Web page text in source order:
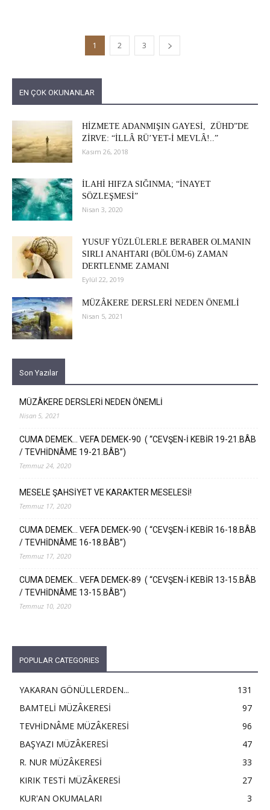
1 2 3
EN ÇOK OKUNANLAR
HİZMETE ADANMIŞIN GAYESİ, ZÜHD”DE
ZİRVE: “İLLÂ RÜ’YET-İ MEVLÂ!..”
Kasım 26, 2018
İLAHİ HIFZA SIĞINMA; “İNAYET
SÖZLEŞMESİ”
Nisan 3, 2020
YUSUF YÜZLÜLERLE BERABER OLMANIN
SIRLI ANAHTARI (BÖLÜM-6) ZAMAN
DERTLENME ZAMANI
Eylül 22, 2019
MÜZÂKERE DERSLERİ NEDEN ÖNEMLİ
Nisan 5, 2021
Son Yazılar
MÜZÂKERE DERSLERİ NEDEN ÖNEMLİ
Nisan 5, 2021
CUMA DEMEK… VEFA DEMEK-90 ( “CEVŞEN-İ KEBİR 19-21.BÂB
/ TEVHİDNÂME 19-21.BÂB”)
Temmuz 24, 2020
MESELE ŞAHSİYET VE KARAKTER MESELESİ!
Temmuz 17, 2020
CUMA DEMEK… VEFA DEMEK-90 ( “CEVŞEN-İ KEBİR 16-18.BÂB
/ TEVHİDNÂME 16-18.BÂB”)
Temmuz 17, 2020
CUMA DEMEK… VEFA DEMEK-89 ( “CEVŞEN-İ KEBİR 13-15.BÂB
/ TEVHİDNÂME 13-15.BÂB”)
Temmuz 10, 2020
POPULAR CATEGORIES
YAKARAN GÖNÜLLERDEN...
131
BAMTELİ MÜZÂKERESİ
97
TEVHİDNÂME MÜZÂKERESİ
96
BAŞYAZI MÜZÂKERESİ
47
R. NUR MÜZÂKERESİ
33
KIRIK TESTİ MÜZÂKERESİ
27
KUR'AN OKUMALARI
3